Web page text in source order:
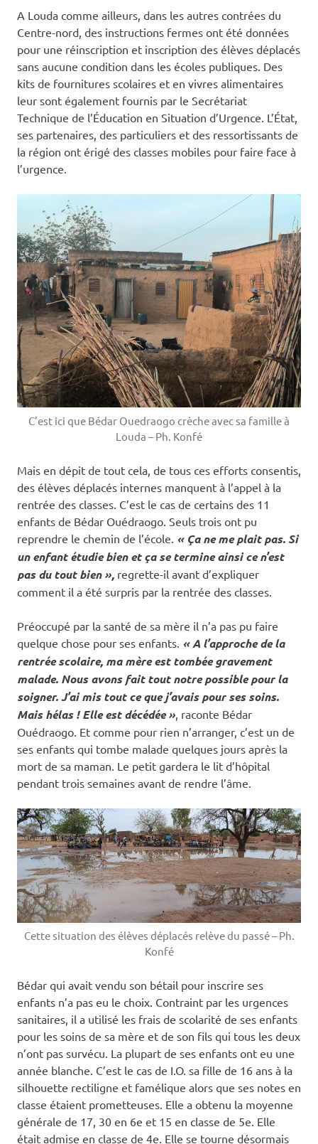
A Louda comme ailleurs, dans les autres contrées du
Centre-nord, des instructions fermes ont été données
pour une réinscription et inscription des élèves déplacés
sans aucune condition dans les écoles publiques. Des
kits de fournitures scolaires et en vivres alimentaires
leur sont également fournis par le Secrétariat
Technique de l’Éducation en Situation d’Urgence. L’État,
ses partenaires, des particuliers et des ressortissants de
la région ont érigé des classes mobiles pour faire face à
l’urgence.
C’est ici que Bédar Ouedraogo crèche avec sa famille à
Louda – Ph. Konfé
Mais en dépit de tout cela, de tous ces efforts consentis,
des élèves déplacés internes manquent à l’appel à la
rentrée des classes. C’est le cas de certains des 11
enfants de Bédar Ouédraogo. Seuls trois ont pu
reprendre le chemin de l’école. « Ça ne me plait pas. Si
un enfant étudie bien et ça se termine ainsi ce n’est
pas du tout bien », regrette-il avant d’expliquer
comment il a été surpris par la rentrée des classes.
Préoccupé par la santé de sa mère il n’a pas pu faire
quelque chose pour ses enfants. « A l’approche de la
rentrée scolaire, ma mère est tombée gravement
malade. Nous avons fait tout notre possible pour la
soigner. J’ai mis tout ce que j’avais pour ses soins.
Mais hélas ! Elle est décédée » , raconte Bédar
Ouédraogo. Et comme pour rien n’arranger, c’est un de
ses enfants qui tombe malade quelques jours après la
mort de sa maman. Le petit gardera le lit d’hôpital
pendant trois semaines avant de rendre l’âme.
Cette situation des élèves déplacés relève du passé – Ph.
Konfé
Bédar qui avait vendu son bétail pour inscrire ses
enfants n’a pas eu le choix. Contraint par les urgences
sanitaires, il a utilisé les frais de scolarité de ses enfants
pour les soins de sa mère et de son fils qui tous les deux
n’ont pas survécu. La plupart de ses enfants ont eu une
année blanche. C’est le cas de I.O. sa fille de 16 ans à la
silhouette rectiligne et famélique alors que ses notes en
classe étaient prometteuses. Elle a obtenu la moyenne
générale de 17, 30 en 6e et 15 en classe de 5e. Elle
était admise en classe de 4e. Elle se tourne désormais